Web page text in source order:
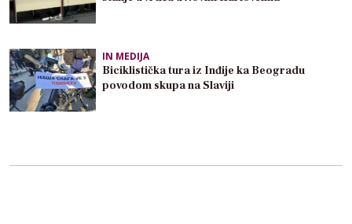
IN MEDIJA
Biciklistička tura iz Inđije ka Beogradu
povodom skupa na Slaviji